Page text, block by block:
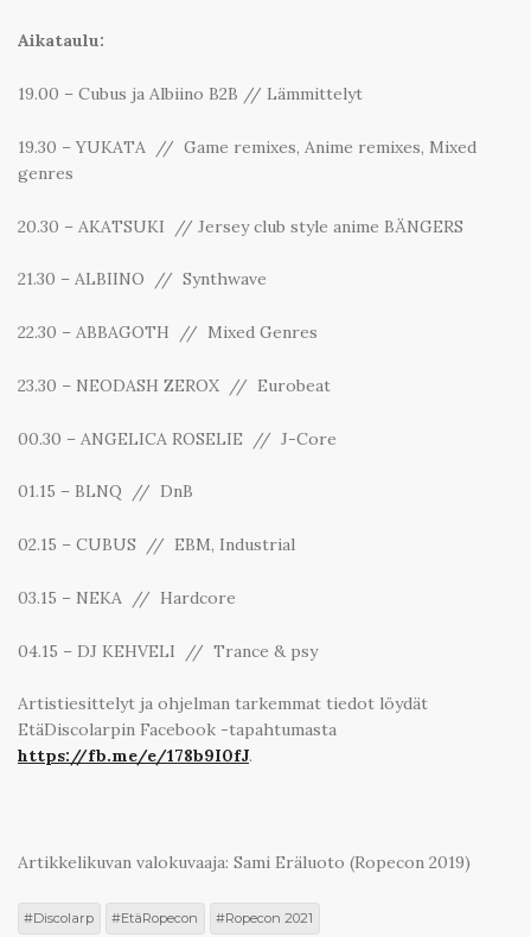
Aikataulu:
19.00 – Cubus ja Albiino B2B // Lämmittelyt
19.30 – YUKATA // Game remixes, Anime remixes, Mixed
genres
20.30 – AKATSUKI // Jersey club style anime BÄNGERS
21.30 – ALBIINO // Synthwave
22.30 – ABBAGOTH // Mixed Genres
23.30 – NEODASH ZEROX // Eurobeat
00.30 – ANGELICA ROSELIE // J-Core
01.15 – BLNQ // DnB
02.15 – CUBUS // EBM, Industrial
03.15 – NEKA // Hardcore
04.15 – DJ KEHVELI // Trance & psy
Artistiesittelyt ja ohjelman tarkemmat tiedot löydät
EtäDiscolarpin Facebook -tapahtumasta
https://fb.me/e/178b9I0fJ.
Artikkelikuvan valokuvaaja: Sami Eräluoto (Ropecon 2019)
Discolarp EtäRopecon Ropecon 2021